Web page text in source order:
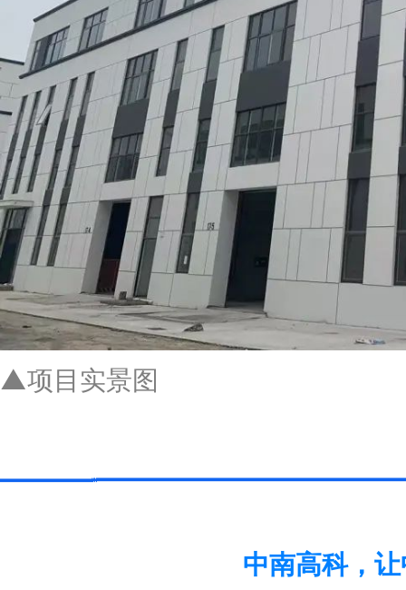
▲项目 实景图
中南高科，